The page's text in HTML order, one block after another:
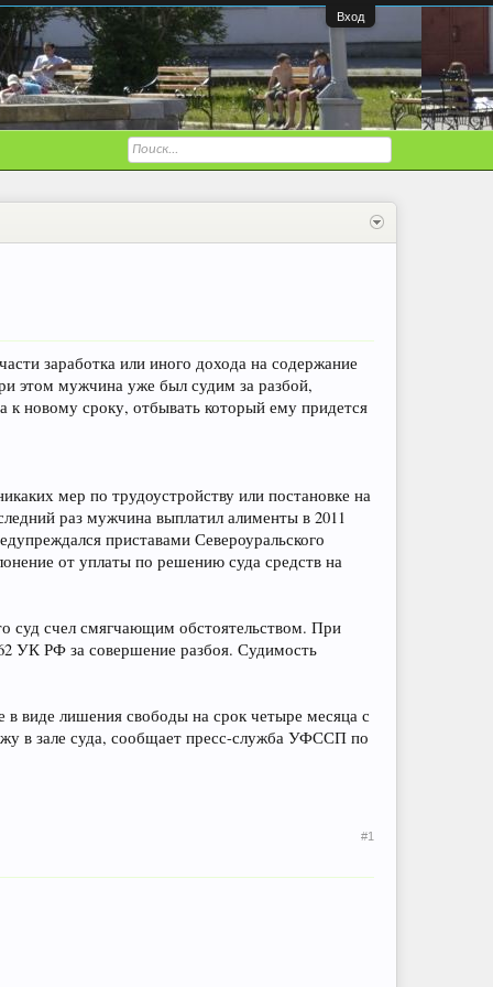
Вход
заработка или иного дохода на содержание
этом мужчина уже был судим за разбой,
к новому сроку, отбывать который ему придется
мер по трудоустройству или постановке на
раз мужчина выплатил алименты в 2011
приставами Североуральского
от уплаты по решению суда средств на
суд счел смягчающим обстоятельством. При
УК РФ за совершение разбоя. Судимость
виде лишения свободы на срок четыре месяца с
в зале суда, сообщает пресс-служба УФССП по
#1